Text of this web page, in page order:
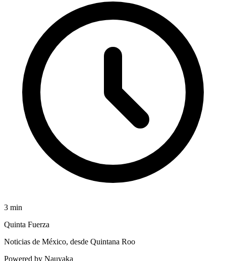
3 min
Quinta Fuerza
Noticias de México, desde Quintana Roo
Powered by Nauyaka